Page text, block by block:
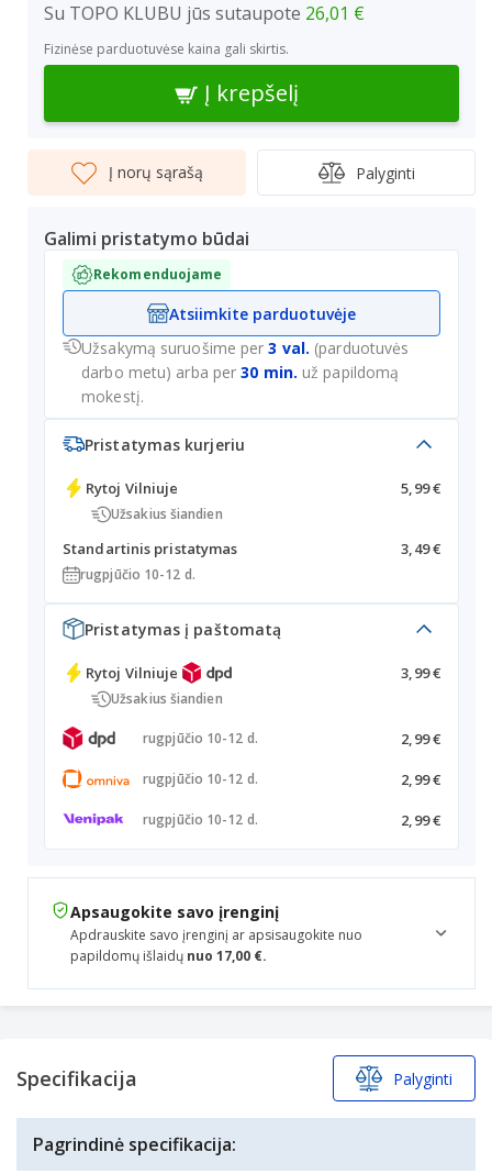
Su TOPO KLUBU jūs sutaupote 26,01 €
Fizinėse parduotuvėse kaina gali skirtis.
Į krepšelį
Į norų sąrašą Palyginti
Galimi pristatymo būdai
Rekomenduojame
Atsiimkite parduotuvėje
Užsakymą suruošime per3 val. (parduotuvės
darbo metu) arba per30 min. už papildomą
mokestį.
Pristatymas kurjeriu
Rytoj Vilniuje 5,99 €
Užsakius šiandien
Standartinis pristatymas 3,49 €
rugpjūčio 10-12 d.
Pristatymas į paštomatą
Rytoj Vilniuje 3,99 €
Užsakius šiandien
rugpjūčio 10-12 d. 2,99 €
rugpjūčio 10-12 d. 2,99 €
rugpjūčio 10-12 d. 2,99 €
Apsaugokite savo įrenginį
Apdrauskite savo įrenginį ar apsisaugokite nuo
papildomų išlaidų nuo 17,00 €.
Specifikacija Palyginti
Pagrindinė specifikacija: